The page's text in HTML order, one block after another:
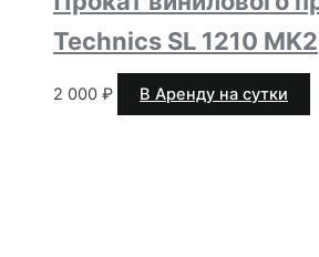
Technics SL 1210 MK2
2 000 ₽ В Аренду на сутки